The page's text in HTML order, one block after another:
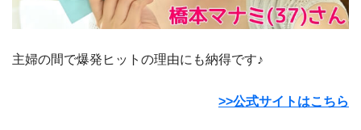
主婦の間で爆発ヒットの理由にも納得です♪
>>公式サイトはこちら